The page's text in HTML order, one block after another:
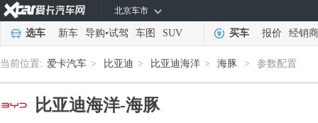
北京车市
选车 新车 导购•试驾 车图 SUV 买车 报价 经销商
当前位置: 爱卡汽车 > 比亚迪 > 比亚迪海洋 > 海豚 > 参数配置
比亚迪海洋-海豚